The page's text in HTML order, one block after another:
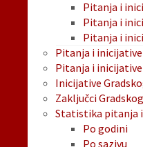
Pitanja i
Pitanja i
Pitanja i
Pitanja i
Pitanja i
Inicijative
Zaključci
Statistika pitanja
Po godini
Po sazivu